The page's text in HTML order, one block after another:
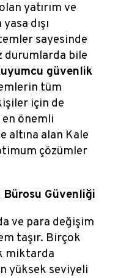
yatırım ve
dışı
sayesinde
durumlarda bile
güvenlik
tüm
için de
en önemli
altına alan Kale
çözümler
Güvenliği
ve para değişim
taşır. Birçok
miktarda
yüksek seviyeli